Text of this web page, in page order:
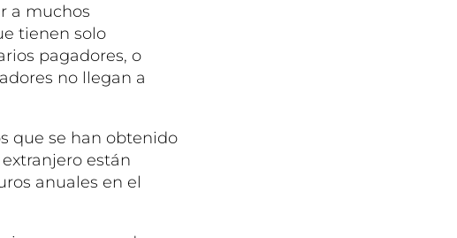
a muchos
tienen solo
pagadores, o
no llegan a
que se han obtenido
están
anuales en el